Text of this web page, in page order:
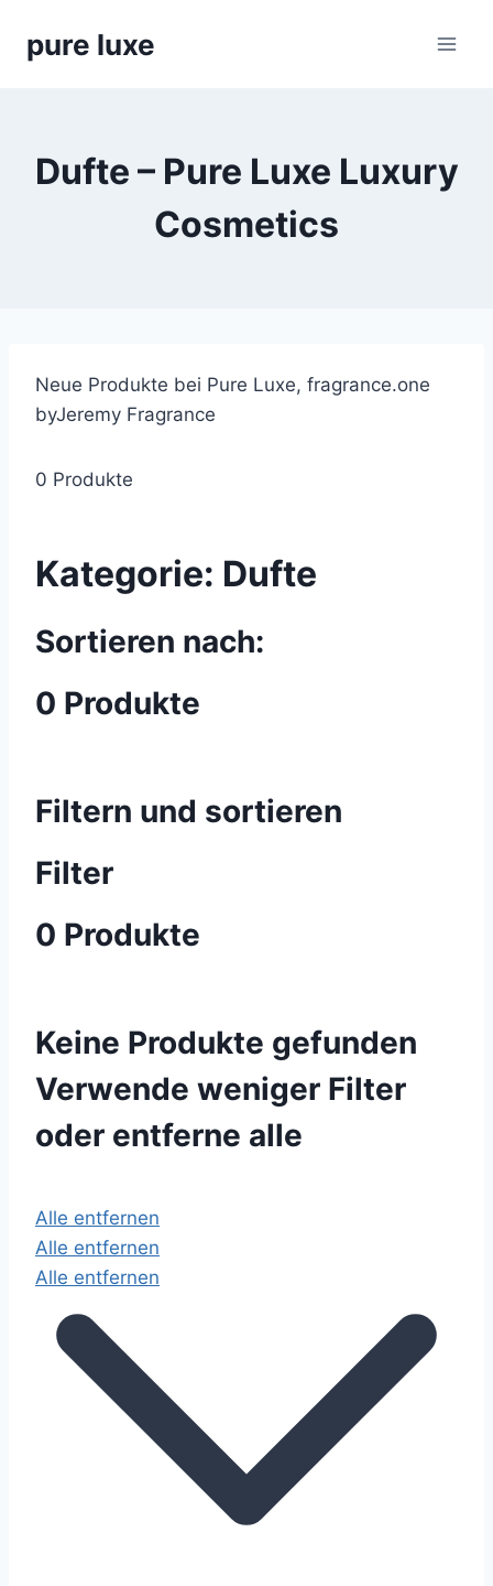
pure luxe
Dufte – Pure Luxe Luxury
Cosmetics
Neue Produkte bei Pure Luxe, fragrance.one
byJeremy Fragrance
0 Produkte
Kategorie: Dufte
Sortieren nach:
0 Produkte
Filtern und sortieren
Filter
0 Produkte
Keine Produkte gefunden
Verwende weniger Filter
oder entferne alle
Alle entfernen
Alle entfernen
Alle entfernen